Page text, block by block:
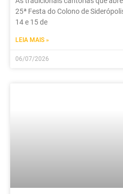
25ª Festa do Colono de
14 e 15 de
LEIA MAIS »
06/07/2026